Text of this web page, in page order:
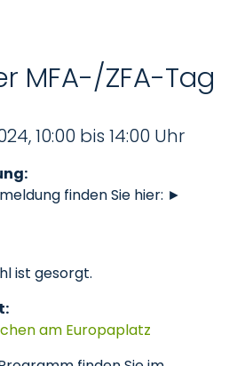
MFA-/ZFA-Tag
10:00 bis 14:00 Uhr
finden Sie hier: ►
ist gesorgt.
am Europaplatz